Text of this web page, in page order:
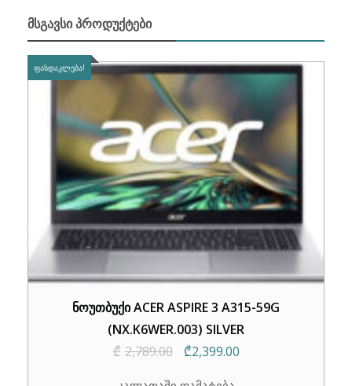
ᲛᲡᲒᲐᲕᲡᲘ ᲞᲠᲝᲓᲣᲥᲢᲔᲑᲘ
ᲤᲐᲡᲓᲐᲙᲚᲔᲑᲐ!
ნოუთბუქი ACER ASPIRE 3 A315-59G
(NX.K6WER.003) SILVER
₾ 2,789.00
Original
₾2,399.00Current